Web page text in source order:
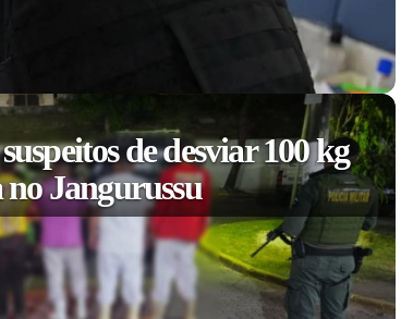
de desviar 100 kg
no Jangurussu